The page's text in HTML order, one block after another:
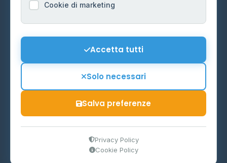
Preferenze Cookie
Mappa del sito
P.IVA 03859300364
Ministero delle Imprese e del Made in Italy
Cookie di marketing
Accetta tutti
Solo necessari
Salva preferenze
Privacy Policy
Cookie Policy